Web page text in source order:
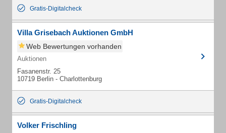
Gratis-Digitalcheck
Villa Grisebach Auktionen GmbH
Web Bewertungen vorhanden
Auktionen
Fasanenstr. 25
10719 Berlin - Charlottenburg
Gratis-Digitalcheck
Volker Frischling